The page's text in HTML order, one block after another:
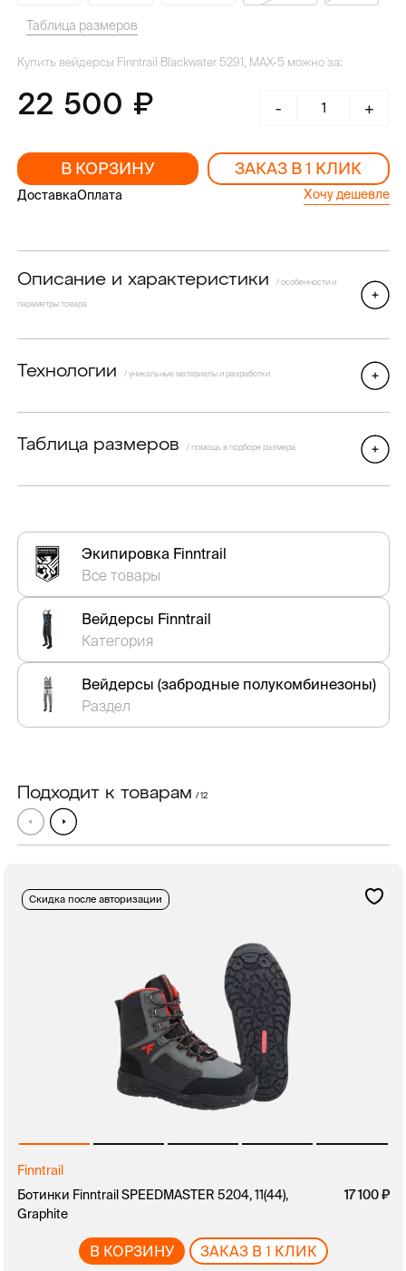
Таблица размеров
Купить вейдерсы Finntrail Blackwater 5291, MAX-5 можно за:
22 500 - +
В КОРЗИНУ ЗАКАЗ В 1 КЛИК
ДоставкаОплата Хочу дешевле
Описание и характеристики / особенности и
параметры товара
Технологии / уникальные материалы и разработки
Таблица размеров / помощь в подборе размера
Экипировка Finntrail
Все товары
Вейдерсы Finntrail
Категория
Вейдерсы (забродные полукомбинезоны)
Раздел
Подходит к товарам / 12
Скидка после авторизации
Finntrail
Ботинки Finntrail SPEEDMASTER 5204, 11(44),
Graphite
17 100
В КОРЗИНУ ЗАКАЗ В 1 КЛИК